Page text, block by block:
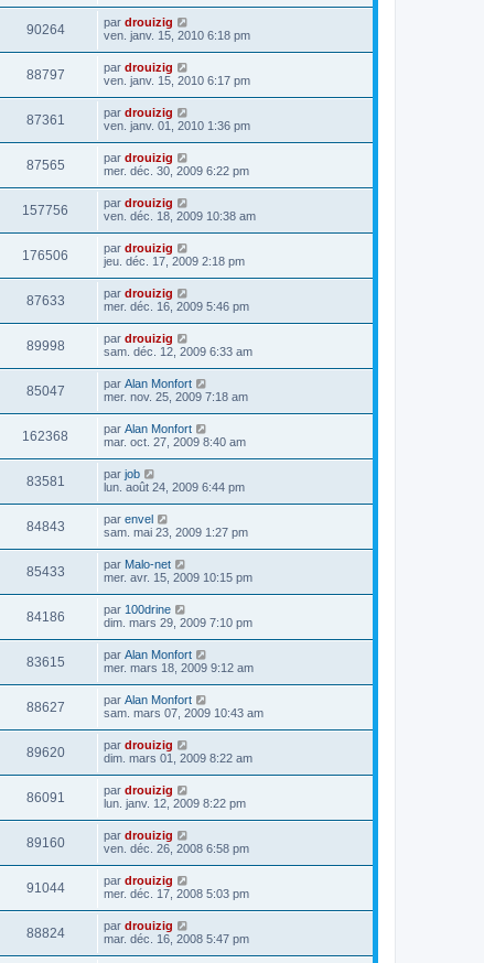
90264 par drouizig
ven. janv. 15, 2010 6:18 pm
88797 par drouizig
ven. janv. 15, 2010 6:17 pm
87361 par drouizig
ven. janv. 01, 2010 1:36 pm
87565 par drouizig
mer. déc. 30, 2009 6:22 pm
157756 par drouizig
ven. déc. 18, 2009 10:38 am
176506 par drouizig
jeu. déc. 17, 2009 2:18 pm
87633 par drouizig
mer. déc. 16, 2009 5:46 pm
89998 par drouizig
sam. déc. 12, 2009 6:33 am
85047 par Alan Monfort
mer. nov. 25, 2009 7:18 am
162368 par Alan Monfort
mar. oct. 27, 2009 8:40 am
83581 par job
lun. août 24, 2009 6:44 pm
84843 par envel
sam. mai 23, 2009 1:27 pm
85433 par Malo-net
mer. avr. 15, 2009 10:15 pm
84186 par 100drine
dim. mars 29, 2009 7:10 pm
83615 par Alan Monfort
mer. mars 18, 2009 9:12 am
88627 par Alan Monfort
sam. mars 07, 2009 10:43 am
89620 par drouizig
dim. mars 01, 2009 8:22 am
86091 par drouizig
lun. janv. 12, 2009 8:22 pm
89160 par drouizig
ven. déc. 26, 2008 6:58 pm
91044 par drouizig
mer. déc. 17, 2008 5:03 pm
88824 par drouizig
mar. déc. 16, 2008 5:47 pm